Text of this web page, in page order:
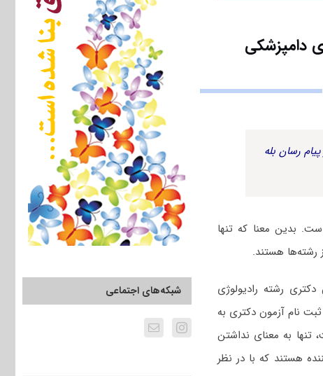
دامپزشکی
رسان بله
بدین معنا که تنها
رشته‌ها هستند.
رشته رادیولوژی
نام آزمون دکتری به
تنها به معنای نداشتن
هستند که با در نظر
شبکه‌های اجتماعی